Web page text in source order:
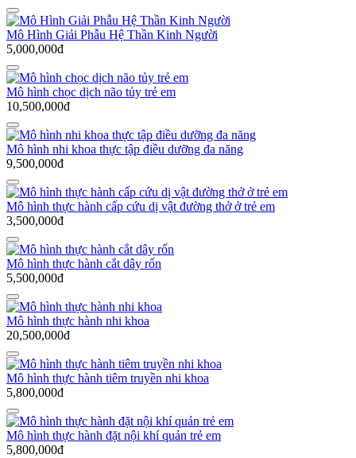
Mô Hình Giải Phẫu Hệ Thần Kinh Người
5,000,000đ
Mô hình chọc dịch não tủy trẻ em
10,500,000đ
Mô hình nhi khoa thực tập điều dưỡng đa năng
9,500,000đ
Mô hình thực hành cấp cứu dị vật đường thở ở trẻ em
3,500,000đ
Mô hình thực hành cắt dây rốn
5,500,000đ
Mô hình thực hành nhi khoa
20,500,000đ
Mô hình thực hành tiêm truyền nhi khoa
5,800,000đ
Mô hình thực hành đặt nội khí quản trẻ em
5,800,000đ